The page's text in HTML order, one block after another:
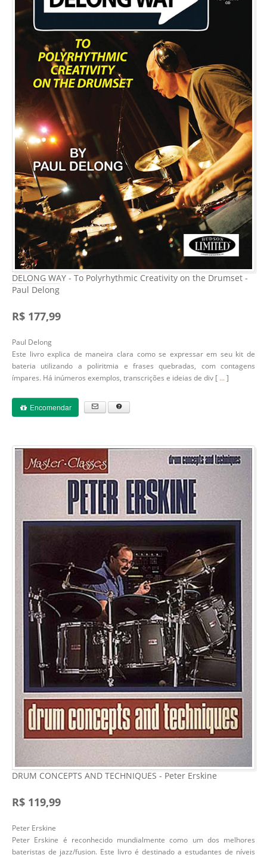
DELONG WAY - To Polyrhythmic Creativity on the Drumset -
Paul Delong
R$ 177,99
Paul Delong
Este livro explica de maneira clara como se expressar em seu kit de
bateria utilizando a poliritmia e frases quebradas, com contagens
ímpares. Há inúmeros exemplos, transcrições e ideias de div [ ...]
Encomendar
DRUM CONCEPTS AND TECHNIQUES - Peter Erskine
R$ 119,99
Peter Erskine
Peter Erskine é reconhecido mundialmente como um dos melhores
bateristas de jazz/fusion. Este livro é destinado a estudantes de níveis